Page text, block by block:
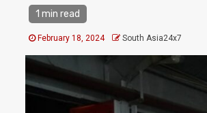
1 min read
February 18, 2024 South Asia24x7